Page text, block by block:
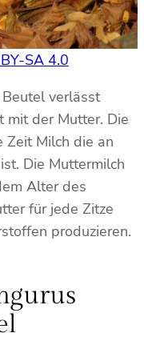
SA 4.0
verlässt
mit der Mutter. Die
Zeit Milch die an
Die Muttermilch
Alter des
für jede Zitze
produzieren.